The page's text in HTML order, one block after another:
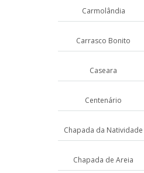
Carmolândia
Carrasco Bonito
Caseara
Centenário
Chapada da Natividade
Chapada de Areia